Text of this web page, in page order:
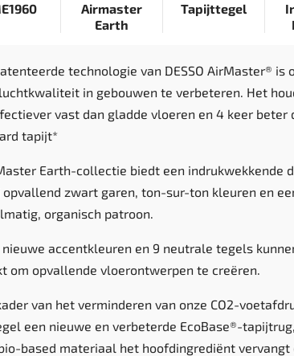
Airmaster
Earth
Tapijttegel
technologie van DESSO AirMaster® is
in gebouwen te verbeteren. Het
vast dan gladde vloeren en 4 keer beter
tapijt*
Earth-collectie biedt een indrukwekkende
opvallend zwart garen, ton-sur-ton kleuren en
organisch patroon.
nieuwe accentkleuren en 9 neutrale tegels
om opvallende vloerontwerpen te creëren.
van het verminderen van onze CO2-
een nieuwe en verbeterde EcoBase®-
based materiaal het hoofdingrediënt vervangt